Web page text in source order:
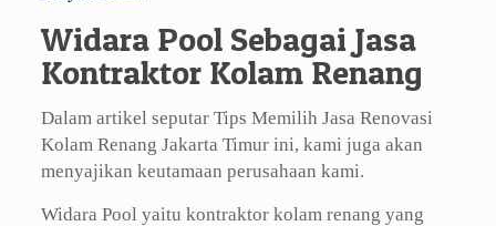
Widara Pool Sebagai Jasa
Kontraktor Kolam Renang
Dalam artikel seputar Tips Memilih Jasa Renovasi
Kolam Renang Jakarta Timur ini, kami juga akan
menyajikan keutamaan perusahaan kami.
Widara Pool yaitu kontraktor kolam renang yang